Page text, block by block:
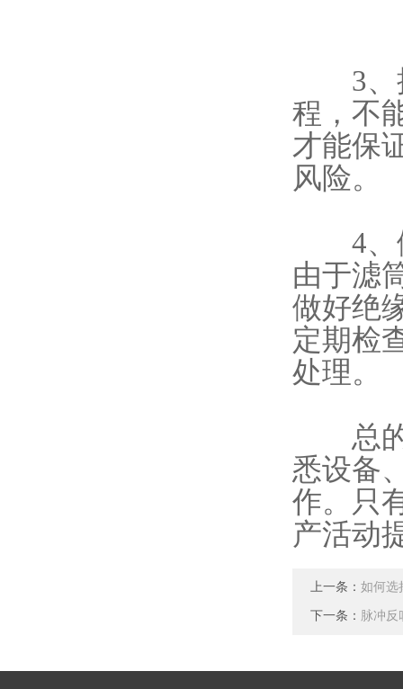
3、操
程，不
才能保
风险。
4、做
由于滤
做好绝
定期检
处理。
总的
悉设备
作。只
产活动
上一条： 如何选
下一条： 脉冲反